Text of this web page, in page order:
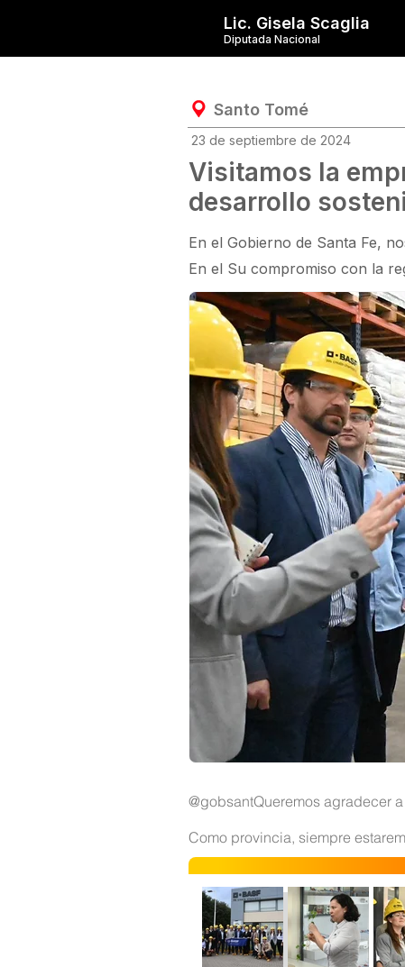
Diputada Nacional
Lic. Gisela Scaglia
Santo Tomé
23 de septiembre de 2024
Visitamos la
desarrollo
En el Gobierno de Santa Fe,
En el Su compromiso con la
@gobsantQueremos agradecer
Como provincia, siempre